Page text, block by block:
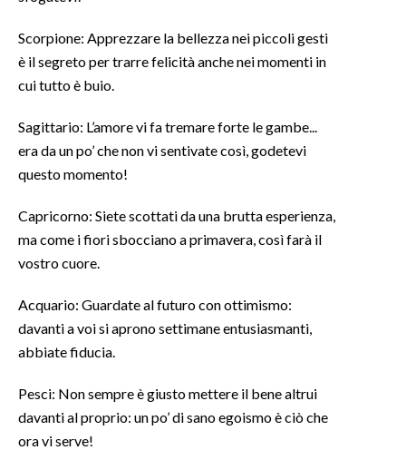
NECROLOGI
PUBBLICITÀ
STORE
Scorpione: Apprezzare la bellezza nei piccoli gesti
è il segreto per trarre felicità anche nei momenti in
cui tutto è buio.
Sagittario: L’amore vi fa tremare forte le gambe...
era da un po’ che non vi sentivate così, godetevi
questo momento!
Capricorno: Siete scottati da una brutta esperienza,
ma come i fiori sbocciano a primavera, così farà il
vostro cuore.
Acquario: Guardate al futuro con ottimismo:
davanti a voi si aprono settimane entusiasmanti,
abbiate fiducia.
Pesci: Non sempre è giusto mettere il bene altrui
davanti al proprio: un po’ di sano egoismo è ciò che
ora vi serve!